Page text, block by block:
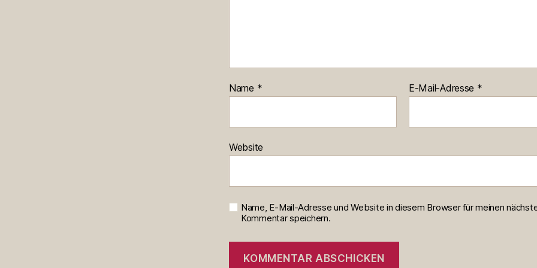
Name * E-Mail-Adresse *
Website
Name, E-Mail-Adresse und Website in diesem Browser für meinen
Kommentar speichern.